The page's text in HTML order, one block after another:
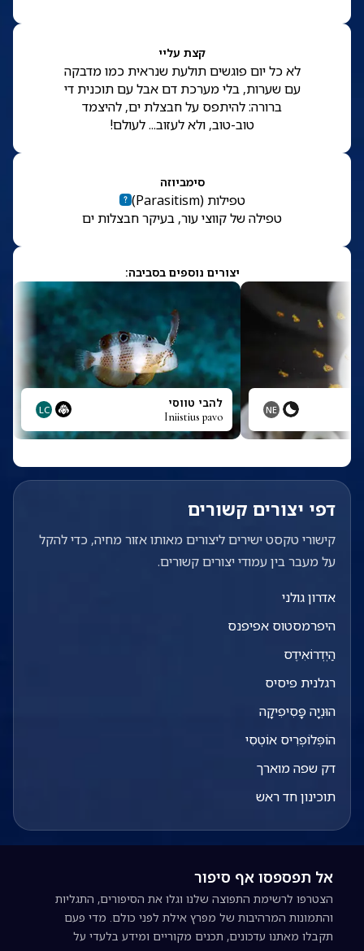
קצת עליי
לא כל יום פוגשים תולעת שנראית כמו מדבקה
עם שערות, בלי מערכת דם אבל עם תוכנית די
ברורה: להיתפס על חבצלת ים, להיצמד
טוב-טוב, ולא לעזוב... לעולם!
סימביוזה
טפילות (
Parasitism
)
טפילה של קווצי עור, בעיקר חבצלות ים
יצורים נוספים בסביבה:
NE להבי טווסי
Iniistius pavo
LC
דפי יצורים קשורים
קישורי טקסט ישירים ליצורים מאותו אזור מחיה, כדי להקל
על מעבר בין עמודי יצורים קשורים.
אדרון גולני
היפרמסטוס אפיפנס
הַיְדְרוֹאִידֶס
רגלנית פיסיס
הוּנְיָה פָּסִיפִיקָה
הוֹפְּלוֹפְרִיס אוֹטְסִי
דק שפה מוארך
תוכינון חד ראש
אל תפספסו אף סיפור
הצטרפו לרשימת התפוצה שלנו וגלו את הסיפורים, התגליות
והתמונות המרהיבות של מפרץ אילת לפני כולם. מדי פעם
תקבלו מאתנו עדכונים, תכנים מקוריים ומידע בלעדי על